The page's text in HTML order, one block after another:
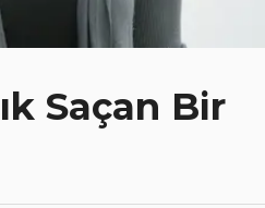
Saçan Bir